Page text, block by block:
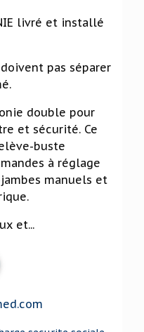
livré et installé
pas séparer
double pour
et sécurité. Ce
buste
à réglage
manuels et
et...